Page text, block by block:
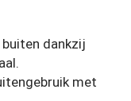
dankzij
met